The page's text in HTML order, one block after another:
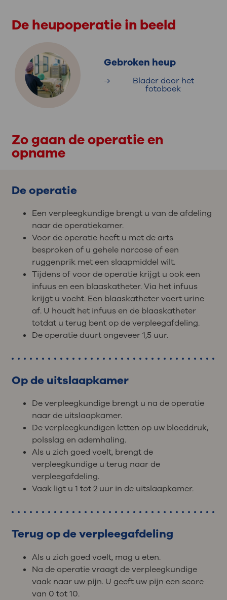
De heupoperatie in beeld
Gebroken heup
Blader door het
fotoboek
Zo gaan de operatie en
opname
De operatie
Een verpleegkundige brengt u van de afdeling
naar de operatiekamer.
Voor de operatie heeft u met de arts
besproken of u gehele narcose of een
ruggenprik met een slaapmiddel wilt.
Tijdens of voor de operatie krijgt u ook een
infuus en een blaaskatheter. Via het infuus
krijgt u vocht. Een blaaskatheter voert urine
af. U houdt het infuus en de blaaskatheter
totdat u terug bent op de verpleegafdeling.
De operatie duurt ongeveer 1,5 uur.
Op de uitslaapkamer
De verpleegkundige brengt u na de operatie
naar de uitslaapkamer.
De verpleegkundigen letten op uw bloeddruk,
polsslag en ademhaling.
Als u zich goed voelt, brengt de
verpleegkundige u terug naar de
verpleegafdeling.
Vaak ligt u 1 tot 2 uur in de uitslaapkamer.
Terug op de verpleegafdeling
Als u zich goed voelt, mag u eten.
Na de operatie vraagt de verpleegkundige
vaak naar uw pijn. U geeft uw pijn een score
van 0 tot 10.